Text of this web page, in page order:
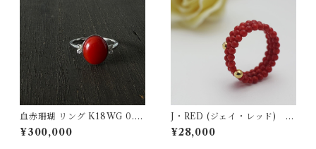
血赤珊瑚 リング K18WG 0.0
9ct
¥300,000
J・RED (ジェイ・レッド) リ
ング jr-01
¥28,000